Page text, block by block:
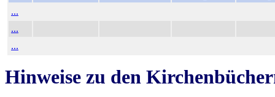
...
...
...
Hinweise zu den